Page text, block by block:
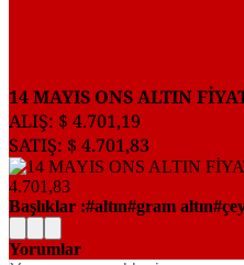
14 MAYIS ONS ALTIN
ALIŞ: $ 4.701,19
SATIŞ: $ 4.701,83
Başlıklar : altın gram altın
Yorumlar